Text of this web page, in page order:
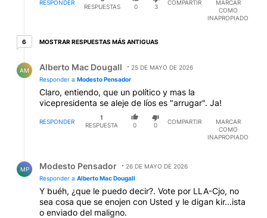
criollo, "se han lavado las manos" como Pilato; nuestra
iglesia esta abierta para quien quiera entrar. Y por
de algún pobre o de que la Patria está oprimida,
la semana el Canciller y la otra Ministra. Si la Iglesia
nos abandona en esta estacada, empezaremos a
pensar que hay en ella quienes nos quieren cerrar
tambien los cielos o no se atreven a defender la fe
con Fotaleza, para preservarla de los desafíos a los
que la vida la enfrenta.
RESPONDER
RESPUESTAS
0 3
COMPARTIR
MARCAR
COMO
INAPROPIADO
66 respuestas más antiguas
MOSTRAR RESPUESTAS MÁS ANTIGUAS
AM Alberto Mac Dougall
25 DE MAYO DE 2026
Responder a Modesto Pensador
Claro, entiendo, que un político y mas la
vicepresidenta se aleje de líos es "arrugar". Ja!
RESPONDER
1
RESPUESTA
0 0
COMPARTIR
MARCAR
COMO
INAPROPIADO
MP Modesto Pensador
26 DE MAYO DE 2026
Responder a Alberto Mac Dougall
Y buéh, ¿que le puedo decir?. Vote por LLA-Cjo, no
sea cosa que se enojen con Usted y le digan kir...ista
o enviado del maligno.